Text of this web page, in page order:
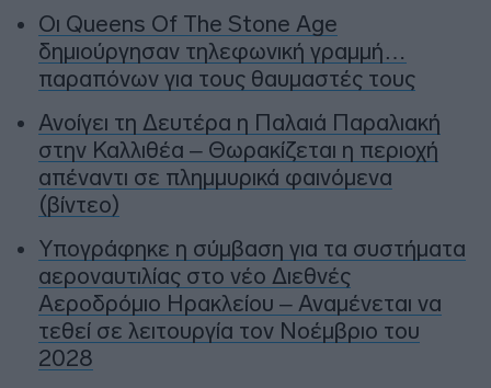
Οι Queens Of The Stone Age
δημιούργησαν τηλεφωνική γραμμή…
παραπόνων για τους θαυμαστές τους
Ανοίγει τη Δευτέρα η Παλαιά Παραλιακή
στην Καλλιθέα – Θωρακίζεται η περιοχή
απέναντι σε πλημμυρικά φαινόμενα
(βίντεο)
Υπογράφηκε η σύμβαση για τα συστήματα
αεροναυτιλίας στο νέο Διεθνές
Αεροδρόμιο Ηρακλείου – Αναμένεται να
τεθεί σε λειτουργία τον Νοέμβριο του
2028